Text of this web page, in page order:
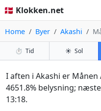
🇩🇰 Klokken.net
Home Byer Akashi
⏱️ Tid ☀️ Sol
I aften i Akashi er
4651.8% belysning;
13:18.